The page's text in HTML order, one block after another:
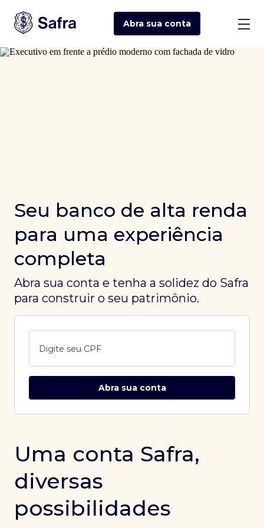
Abra sua conta
Seu banco de alta renda
para uma experiência
completa
Abra sua conta e tenha a solidez do Safra
para construir o seu patrimônio.
Digite seu CPF
Abra sua conta
Uma conta Safra,
diversas
possibilidades